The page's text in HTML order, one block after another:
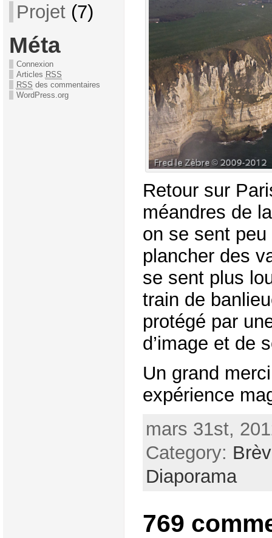
Projet(7)
Méta
Connexion
Articles RSS
RSS des commentaires
WordPress.org
Retour sur
méandres de
on se sent
plancher des
se sent plus
train de
protégé par
d’image et de
Un grand
expérience
mars 31st,
Category:
Diaporama
769